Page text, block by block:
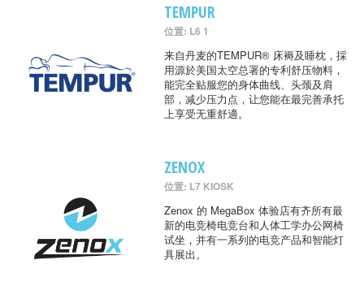
TEMPUR
位置: L6 1
来自丹麦的TEMPUR® 床褥及睡枕，採
用源於美国太空总署的专利舒压物料，
能完全贴服您的身体曲线、头颈及肩
部，减少压力点，让您能在最完善承托
上享受无重舒適。
ZENOX
位置: L7 KIOSK
Zenox 的 MegaBox 体验店有齐所有最
新的电竞椅电竞台和人体工学办公网椅
试坐，并有一系列的电竞产品和智能灯
具展出。